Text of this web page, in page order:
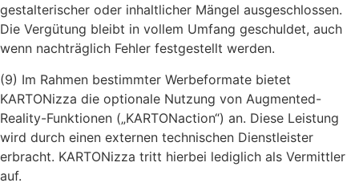
gestalterischer oder inhaltlicher Mängel ausgeschlossen.
Die Vergütung bleibt in vollem Umfang geschuldet, auch
wenn nachträglich Fehler festgestellt werden.
(9) Im Rahmen bestimmter Werbeformate bietet
KARTONizza die optionale Nutzung von Augmented-
Reality-Funktionen („KARTONaction“) an. Diese Leistung
wird durch einen externen technischen Dienstleister
erbracht. KARTONizza tritt hierbei lediglich als Vermittler
auf.